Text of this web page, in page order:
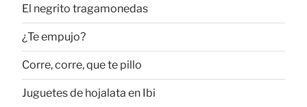
El negrito tragamonedas
¿Te empujo?
Corre, corre, que te pillo
Juguetes de hojalata en Ibi